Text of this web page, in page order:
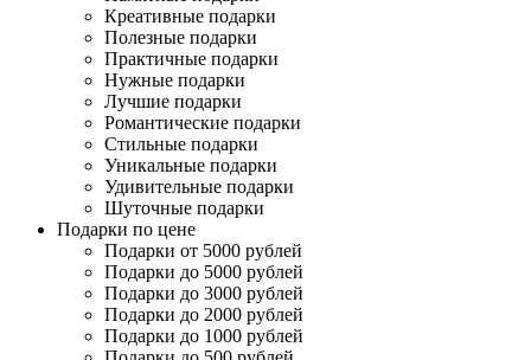
Креативные подарки
Полезные подарки
Практичные подарки
Нужные подарки
Лучшие подарки
Романтические подарки
Стильные подарки
Уникальные подарки
Удивительные подарки
Шуточные подарки
Подарки по цене
Подарки от 5000 рублей
Подарки до 5000 рублей
Подарки до 3000 рублей
Подарки до 2000 рублей
Подарки до 1000 рублей